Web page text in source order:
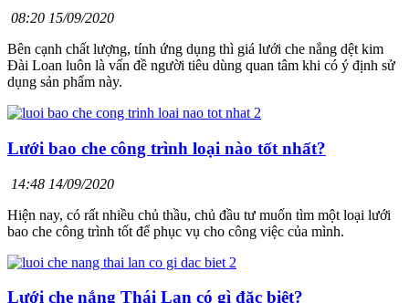
08:20 15/09/2020
Bên cạnh chất lượng, tính ứng dụng thì giá lưới che nắng dệt kim
Đài Loan luôn là vấn đề người tiêu dùng quan tâm khi có ý định sử
dụng sản phẩm này.
Lưới bao che công trình loại nào tốt nhất?
14:48 14/09/2020
Hiện nay, có rất nhiều chủ thầu, chủ đầu tư muốn tìm một loại lưới
bao che công trình tốt để phục vụ cho công việc của mình.
Lưới che nắng Thái Lan có gì đặc biệt?